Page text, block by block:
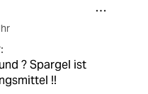
? Spargel ist
!!